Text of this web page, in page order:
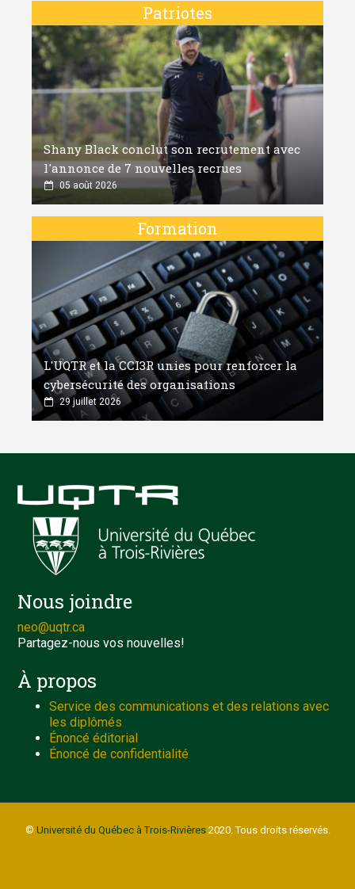
Patriotes
Shany Black conclut son recrutement avec
l'annonce de 7 nouvelles recrues
05 août 2026
Formation
L'UQTR et la CCI3R unies pour renforcer la
cybersécurité des organisations
29 juillet 2026
Nous joindre
neo@uqtr.ca
Partagez-nous vos nouvelles!
À propos
Service des communications et des relations avec
les diplômés
Énoncé éditorial
Énoncé de confidentialité
© Université du Québec à Trois-Rivières2020. Tous droits réservés.